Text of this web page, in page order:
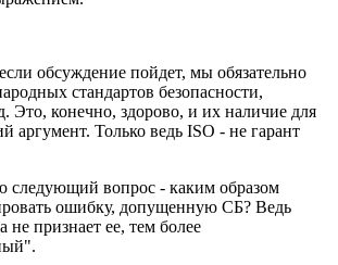
обсуждение пойдет, мы обязательно
стандартов безопасности,
Это, конечно, здорово, и их наличие для
аргумент. Только ведь ISO - не гарант
следующий вопрос - каким образом
ошибку, допущенную СБ? Ведь
не признает ее, тем более